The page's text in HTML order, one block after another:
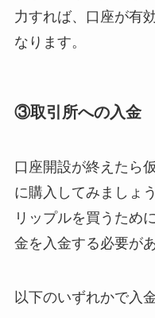
力すれば、口座が有
なります。
③取引所への入金
口座開設が終えたら
に購入してみましょう
リップルを買うため
金を入金する必要が
以下のいずれかで入